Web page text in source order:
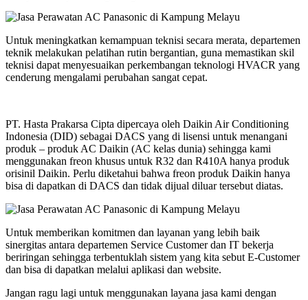
Untuk meningkatkan kemampuan teknisi secara merata, departemen
teknik melakukan pelatihan rutin bergantian, guna memastikan skil
teknisi dapat menyesuaikan perkembangan teknologi HVACR yang
cenderung mengalami perubahan sangat cepat.
PT. Hasta Prakarsa Cipta dipercaya oleh Daikin Air Conditioning
Indonesia (DID) sebagai DACS yang di lisensi untuk menangani
produk – produk AC Daikin (AC kelas dunia) sehingga kami
menggunakan freon khusus untuk R32 dan R410A hanya produk
orisinil Daikin. Perlu diketahui bahwa freon produk Daikin hanya
bisa di dapatkan di DACS dan tidak dijual diluar tersebut diatas.
Untuk memberikan komitmen dan layanan yang lebih baik
sinergitas antara departemen Service Customer dan IT bekerja
beriringan sehingga terbentuklah sistem yang kita sebut E-Customer
dan bisa di dapatkan melalui aplikasi dan website.
Jangan ragu lagi untuk menggunakan layana jasa kami dengan